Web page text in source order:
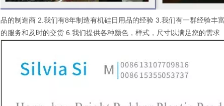
品的制造商 2.我们有8年制造有机硅日用品的经验 3.我们有一群经验
的服务和及时的交货 6.我们提供各种颜色，样式，尺寸以满足您的需求